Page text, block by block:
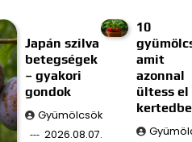
Japán szilva
betegségek
– gyakori
gondok
Gyümölcsök
2026.08.07.
10
amit
azonnal
ültess el